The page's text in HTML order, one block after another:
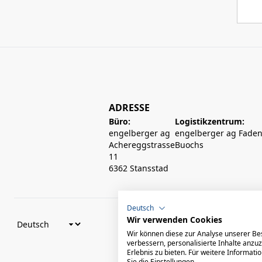
ADRESSE
Büro:
engelberger ag
Achereggstrasse
11
6362 Stansstad
Logistikzentrum:
engelberger ag
Buochs
Deutsch
Wir verwenden Cookies
Wir können diese zur Analyse unserer
verbessern, personalisierte Inhalte
Erlebnis zu bieten. Für weitere